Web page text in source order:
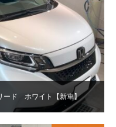
ード ホワイト【新車】